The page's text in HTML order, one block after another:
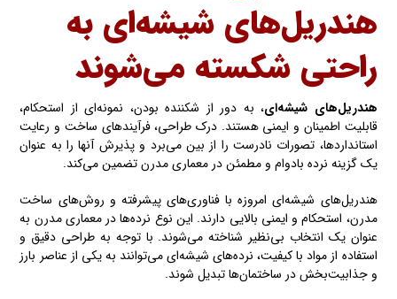
هندریل‌های شیشه‌ای به
راحتی شکسته‌ می‌شوند
هندریل‌های شیشه‌ای، به دور از شکننده بودن، نمونه‌ای از استحکام،
قابلیت اطمینان و ایمنی هستند. درک طراحی، فرآیندهای ساخت و رعایت
استانداردها، تصورات نادرست را از بین می‌برد و پذیرش آنها را به عنوان
یک گزینه نرده بادوام و مطمئن در معماری مدرن تضمین می‌کند.
هندریل‌های شیشه‌ای امروزه با فناوری‌های پیشرفته و روش‌های ساخت
مدرن، استحکام و ایمنی بالایی دارند. این نوع نرده‌ها در معماری مدرن به
عنوان یک انتخاب بی‌نظیر شناخته می‌شوند. با توجه به طراحی دقیق و
استفاده از مواد با کیفیت، نرده‌های شیشه‌ای می‌توانند به یکی از عناصر بارز
و جذابیت‌بخش در ساختمان‌ها تبدیل شوند.